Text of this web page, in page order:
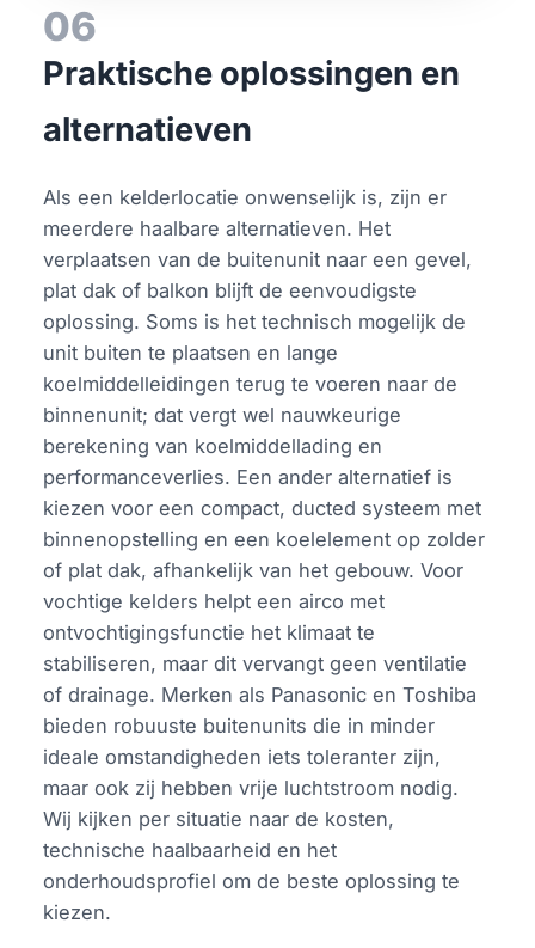
06
Praktische oplossingen en
alternatieven
Als een kelderlocatie onwenselijk is, zijn er
meerdere haalbare alternatieven. Het
verplaatsen van de buitenunit naar een gevel,
plat dak of balkon blijft de eenvoudigste
oplossing. Soms is het technisch mogelijk de
unit buiten te plaatsen en lange
koelmiddelleidingen terug te voeren naar de
binnenunit; dat vergt wel nauwkeurige
berekening van koelmiddellading en
performanceverlies. Een ander alternatief is
kiezen voor een compact, ducted systeem met
binnenopstelling en een koelelement op zolder
of plat dak, afhankelijk van het gebouw. Voor
vochtige kelders helpt een airco met
ontvochtigingsfunctie het klimaat te
stabiliseren, maar dit vervangt geen ventilatie
of drainage. Merken als Panasonic en Toshiba
bieden robuuste buitenunits die in minder
ideale omstandigheden iets toleranter zijn,
maar ook zij hebben vrije luchtstroom nodig.
Wij kijken per situatie naar de kosten,
technische haalbaarheid en het
onderhoudsprofiel om de beste oplossing te
kiezen.